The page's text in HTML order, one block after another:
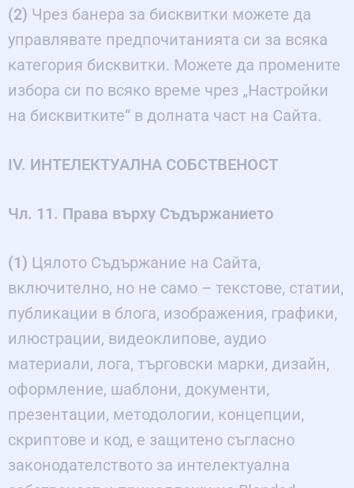
(2) Чрез банера за бисквитки можете да
управлявате предпочитанията си за всяка
категория бисквитки. Можете да промените
избора си по всяко време чрез „Настройки
на бисквитките“ в долната част на Сайта.
IV. ИНТЕЛЕКТУАЛНА СОБСТВЕНОСТ
Чл. 11. Права върху Съдържанието
(1) Цялото Съдържание на Сайта,
включително, но не само – текстове, статии,
публикации в блога, изображения, графики,
илюстрации, видеоклипове, аудио
материали, лога, търговски марки, дизайн,
оформление, шаблони, документи,
презентации, методологии, концепции,
скриптове и код, е защитено съгласно
законодателството за интелектуална